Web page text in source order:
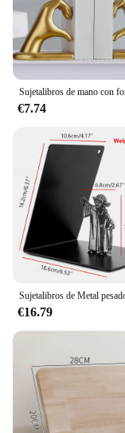
who
stylish
availability and
make it an ideal
unique and
€7.74
€16.79